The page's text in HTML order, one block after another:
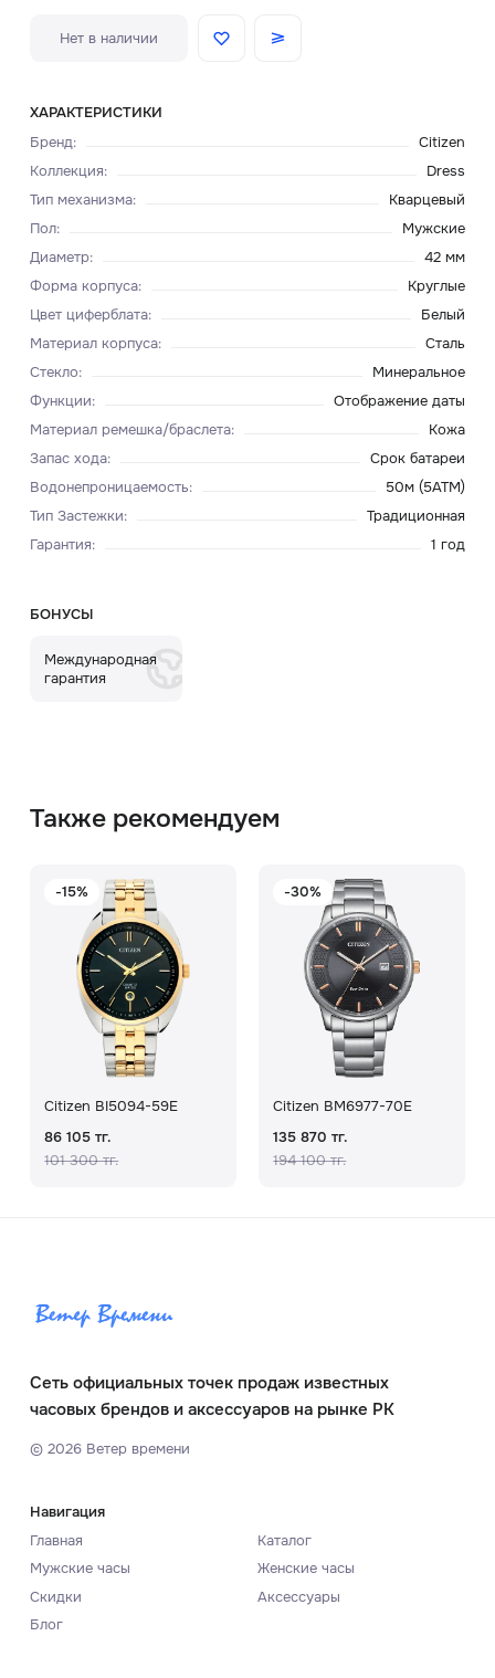
Нет в наличии
ХАРАКТЕРИСТИКИ
Бренд:
Citizen
Коллекция:
Dress
Тип механизма:
Кварцевый
Пол:
Мужские
Диаметр:
42 мм
Форма корпуса:
Круглые
Цвет циферблата:
Белый
Материал корпуса:
Сталь
Стекло:
Минеральное
Функции:
Отображение даты
Материал ремешка/браслета:
Кожа
Запас хода:
Срок батареи
Водонепроницаемость:
50м (5ATM)
Тип Застежки:
Традиционная
Гарантия: 1 год
БОНУСЫ
Международная
гарантия
Также рекомендуем
-15%
Citizen BI5094-59E
86 105 тг.
101 300 тг.
-30%
Citizen BM6977-70E
135 870 тг.
194 100 тг.
Сеть официальных точек продаж известных
часовых брендов и аксессуаров на рынке РК
© 2026Ветер времени
Навигация
Главная
Каталог
Мужские часы
Женские часы
Скидки
Аксессуары
Блог